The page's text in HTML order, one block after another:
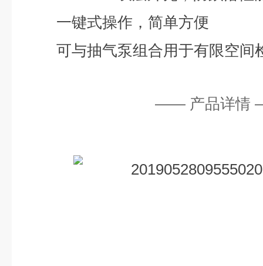
一键式操作，简单方便
可与抽气泵组合用于有限空间
—— 产品详情